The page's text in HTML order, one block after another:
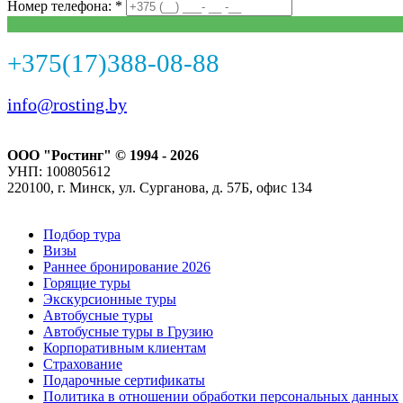
Номер телефона: *
+375(17)388-08-88
info@rosting.by
ООО "Ростинг" © 1994 - 2026
УНП: 100805612
220100, г. Минск, ул. Сурганова, д. 57Б, офис 134
Подбор тура
Визы
Раннее бронирование 2026
Горящие туры
Экскурсионные туры
Автобусные туры
Автобусные туры в Грузию
Корпоративным клиентам
Страхование
Подарочные сертификаты
Политика в отношении обработки персональных данных